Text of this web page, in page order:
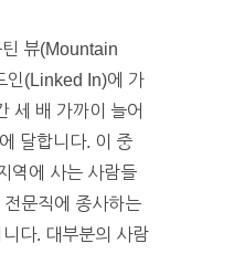
뷰(Mountain
인(Linked In)에 가
세 배 가까이 늘어
달합니다. 이 중
역에 사는 사람들
문직에 종사하는
다. 대부분의 사람